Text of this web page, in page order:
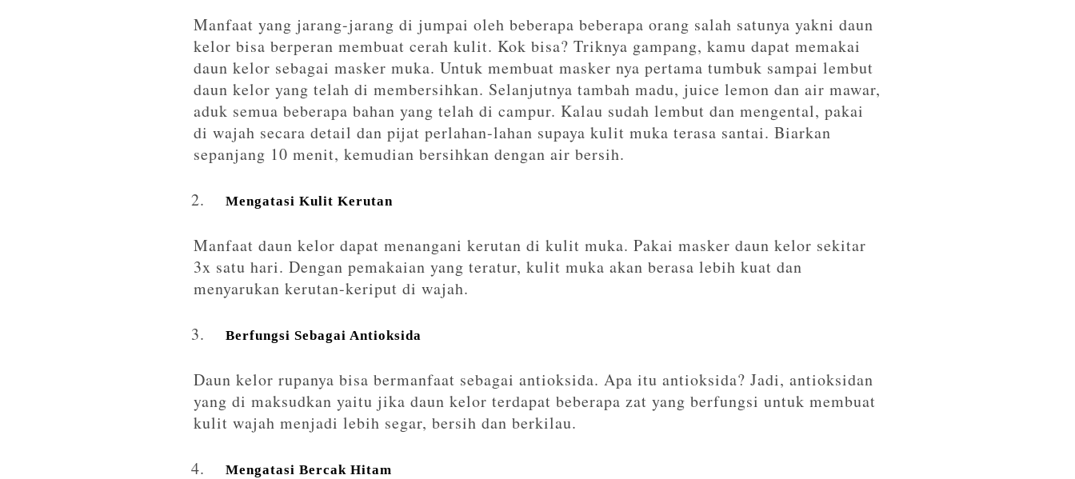
Manfaat yang jarang-jarang di jumpai oleh beberapa beberapa orang salah satunya yakni daun
kelor bisa berperan membuat cerah kulit. Kok bisa? Triknya gampang, kamu dapat memakai
daun kelor sebagai masker muka. Untuk membuat masker nya pertama tumbuk sampai lembut
daun kelor yang telah di membersihkan. Selanjutnya tambah madu, juice lemon dan air mawar,
aduk semua beberapa bahan yang telah di campur. Kalau sudah lembut dan mengental, pakai
di wajah secara detail dan pijat perlahan-lahan supaya kulit muka terasa santai. Biarkan
sepanjang 10 menit, kemudian bersihkan dengan air bersih.
Mengatasi Kulit Kerutan
Manfaat daun kelor dapat menangani kerutan di kulit muka. Pakai masker daun kelor sekitar
3x satu hari. Dengan pemakaian yang teratur, kulit muka akan berasa lebih kuat dan
menyarukan kerutan-keriput di wajah.
Berfungsi Sebagai Antioksida
Daun kelor rupanya bisa bermanfaat sebagai antioksida. Apa itu antioksida? Jadi, antioksidan
yang di maksudkan yaitu jika daun kelor terdapat beberapa zat yang berfungsi untuk membuat
kulit wajah menjadi lebih segar, bersih dan berkilau.
Mengatasi Bercak Hitam